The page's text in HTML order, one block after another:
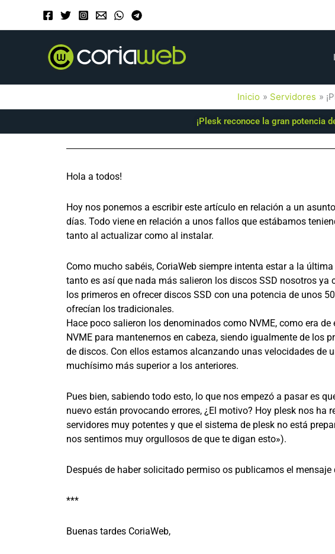
Inicio Servidores
¡Plesk reconoce la gran potencia
Hola a todos!
Hoy nos ponemos a escribir este artículo en relación a un
días. Todo viene en relación a unos fallos que estábamos
tanto al actualizar como al instalar.
Como mucho sabéis, CoriaWeb siempre intenta estar a la
tanto es así que nada más salieron los discos SSD nosotros ya
los primeros en ofrecer discos SSD con una potencia de unos
ofrecían los tradicionales.
Hace poco salieron los denominados como NVME, como era
NVME para mantenernos en cabeza, siendo igualmente de los
de discos. Con ellos estamos alcanzando unas velocidades de
muchísimo más superior a los anteriores.
Pues bien, sabiendo todo esto, lo que nos empezó a pasar es
nuevo están provocando errores, ¿El motivo? Hoy plesk nos ha
servidores muy potentes y que el sistema de plesk no está
nos sentimos muy orgullosos de que te digan esto»).
Después de haber solicitado permiso os publicamos el mensaje
***
Buenas tardes CoriaWeb,